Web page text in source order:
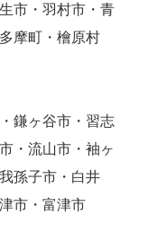
市・羽村市・青
摩町・檜原村
鎌ヶ谷市・習志
・流山市・袖ヶ
孫子市・白井
市・富津市